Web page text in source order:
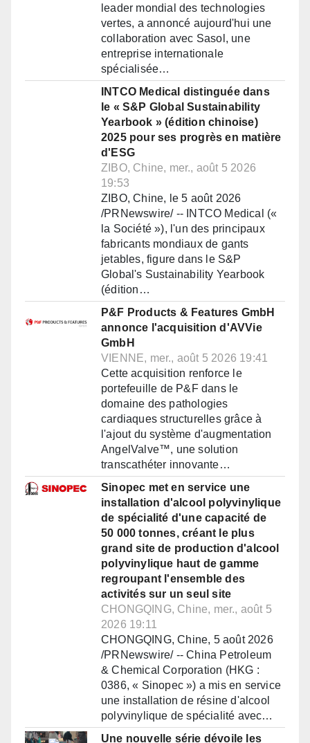
leader mondial des technologies
vertes, a annoncé aujourd'hui une
collaboration avec Sasol, une
entreprise internationale
spécialisée…
INTCO Medical distinguée dans
le « S&P Global Sustainability
Yearbook » (édition chinoise)
2025 pour ses progrès en matière
d'ESG
ZIBO, Chine, mer., août 5 2026
19:53
ZIBO, Chine, le 5 août 2026
/PRNewswire/ -- INTCO Medical («
la Société »), l'un des principaux
fabricants mondiaux de gants
jetables, figure dans le S&P
Global's Sustainability Yearbook
(édition…
P&F Products & Features GmbH
annonce l'acquisition d'AVVie
GmbH
VIENNE, mer., août 5 2026 19:41
Cette acquisition renforce le
portefeuille de P&F dans le
domaine des pathologies
cardiaques structurelles grâce à
l'ajout du système d'augmentation
AngelValve™, une solution
transcathéter innovante…
Sinopec met en service une
installation d'alcool polyvinylique
de spécialité d'une capacité de
50 000 tonnes, créant le plus
grand site de production d'alcool
polyvinylique haut de gamme
regroupant l'ensemble des
activités sur un seul site
CHONGQING, Chine, mer., août 5
2026 19:11
CHONGQING, Chine, 5 août 2026
/PRNewswire/ -- China Petroleum
& Chemical Corporation (HKG :
0386, « Sinopec ») a mis en service
une installation de résine d'alcool
polyvinylique de spécialité avec…
Une nouvelle série dévoile les